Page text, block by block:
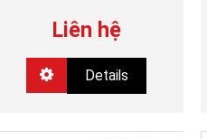
Liên hệ
Details